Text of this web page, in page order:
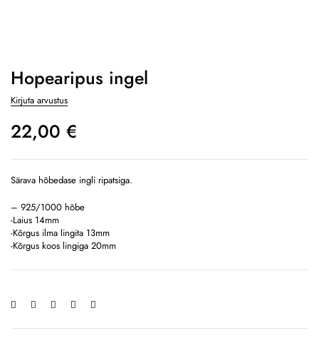
Hopearipus ingel
Kirjuta arvustus
22,00 €
Särava hõbedase ingli ripatsiga.
– 925/1000 hõbe
-Laius 14mm
-Kõrgus ilma lingita 13mm
-Kõrgus koos lingiga 20mm